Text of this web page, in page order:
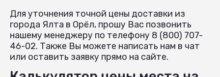
Для уточнения точной цены доставки из
города Ялта в Орёл, прошу Вас позвонить
нашему менеджеру по телефону 8 (800) 707-
46-02. Также Вы можете написать нам в чат
или оставить заявку прямо на сайте.